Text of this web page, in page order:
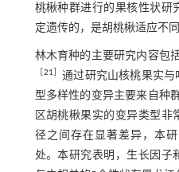
桃楸种群进行的果核性状研
定遗传的，是胡桃楸适应不
林木育种的主要研究内容包
21 ］通过研究山核桃果实
型多样性的变异主要来自种
区胡桃楸果实的变异类型非
径之间存在显著差异，本
处。本研究表明，生长因子